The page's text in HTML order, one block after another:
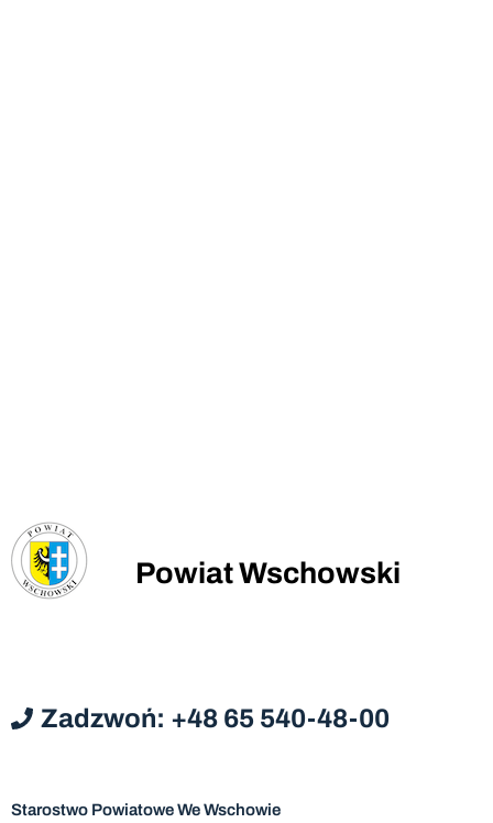
Powiat Wschowski
Zadzwoń: +48 65 540-48-00
Starostwo Powiatowe We Wschowie